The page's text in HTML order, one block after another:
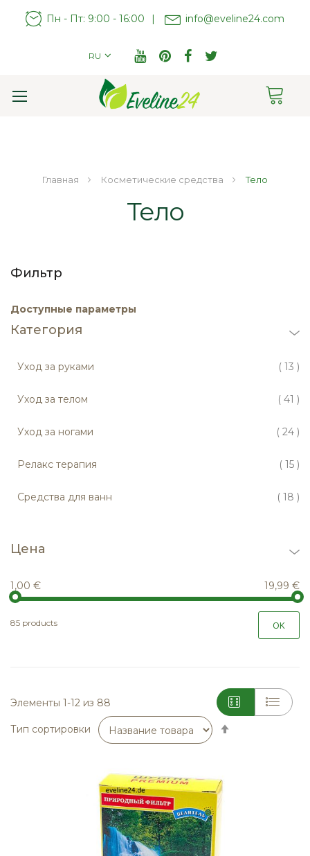
Пн - Пт: 9:00 - 16:00 | info@eveline24.com
RU
Главная Косметические средства Тело
Тело
Фильтр
Доступные параметры
Категория
Уход за руками 13
Уход за телом 41
Уход за ногами 24
Релакс терапия 15
Средства для ванн 18
Цена
1,00 € 19,99 €
85 products OK
Элементы 1-12 из 88
Тип сортировки